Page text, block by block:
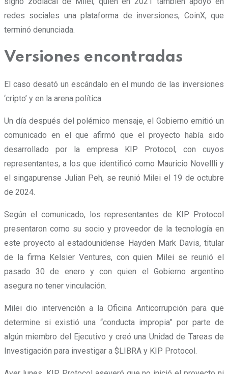
redes sociales una plataforma de inversiones, CoinX, que
terminó denunciada.
Versiones encontradas
El caso desató un escándalo en el mundo de las inversiones
‘cripto’ y en la arena política.
Un día después del polémico mensaje, el Gobierno emitió un
comunicado en el que afirmó que el proyecto había sido
desarrollado por la empresa KIP Protocol, con cuyos
representantes, a los que identificó como Mauricio Novellli y
el singapurense Julian Peh, se reunió Milei el 19 de octubre
de 2024.
Según el comunicado, los representantes de KIP Protocol
presentaron como su socio y proveedor de la tecnología en
este proyecto al estadounidense Hayden Mark Davis, titular
de la firma Kelsier Ventures, con quien Milei se reunió el
pasado 30 de enero y con quien el Gobierno argentino
asegura no tener vinculación.
Milei dio intervención a la Oficina Anticorrupción para que
determine si existió una “conducta impropia” por parte de
algún miembro del Ejecutivo y creó una Unidad de Tareas de
Investigación para investigar a $LIBRA y KIP Protocol.